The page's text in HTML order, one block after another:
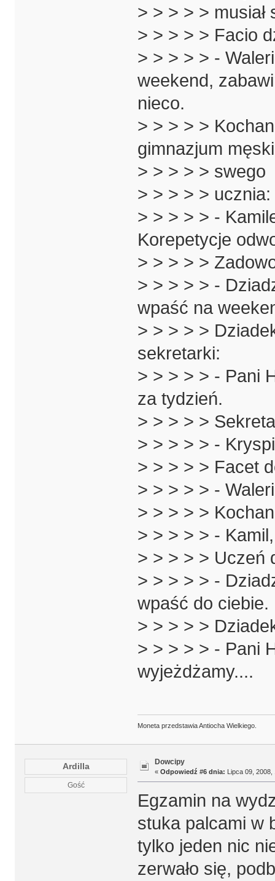
> > > > >
> > > > > Facio
> > > > > -
weekend,
nieco.
> > > > >
gimnazjum
> > > > > swego
> > > > > ucznia:
> > > > > -
Korepetycje
> > > > >
> > > > > -
wpaść na
> > > > >
sekretarki:
> > > > > - Pani
za tydzień.
> > > > >
> > > > > -
> > > > > Facet
> > > > > -
> > > > >
> > > > > -
> > > > > Uczeń
> > > > > -
wpaść do ciebie.
> > > > >
> > > > > - Pani
wyjeżdżamy....
Moneta przedstawia Antiocha Wielkiego.
Ardilla
Gość
Dowcipy
« Odpowiedź #6 dnia: Lipca 09, 2008,
Egzamin na
stuka palcami w
tylko jeden nic
zerwało się,